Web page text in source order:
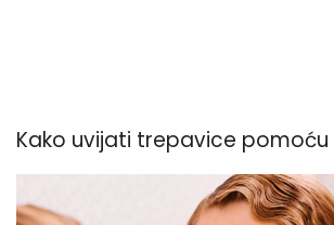
Kako uvijati trepavice pomoću